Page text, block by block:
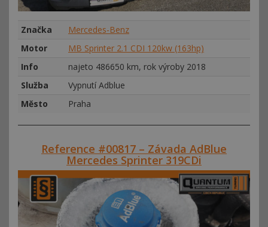
Značka
Mercedes-Benz
Motor
MB Sprinter 2.1 CDI 120kw (163hp)
Info
najeto 486650 km, rok výroby 2018
Služba
Vypnutí Adblue
Město
Praha
Reference #00817 – Závada AdBlue
Mercedes Sprinter 319CDi